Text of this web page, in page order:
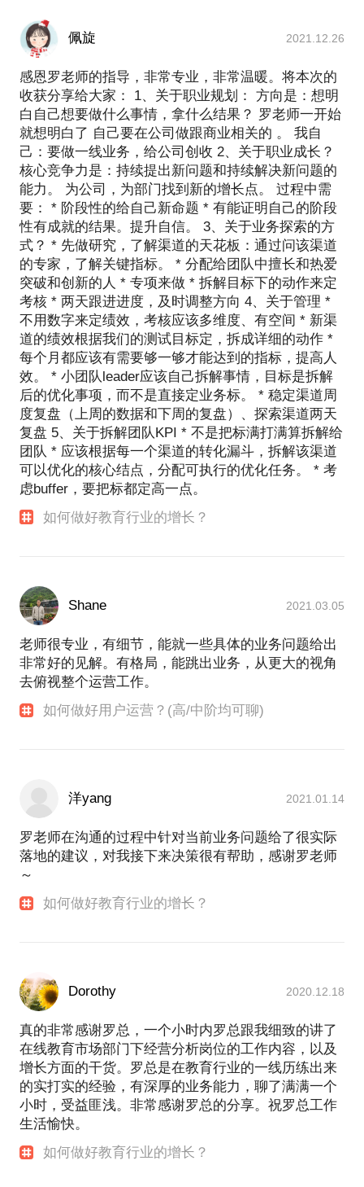
佩旋 2021.12.26
感恩罗老师的指导，非常专业，非常温暖。将本次的
收获分享给大家： 1、关于职业规划： 方向是：想明
白自己想要做什么事情，拿什么结果？ 罗老师一开始
就想明白了 自己要在公司做跟商业相关的 。 我自
己：要做一线业务，给公司创收 2、关于职业成长？
核心竞争力是：持续提出新问题和持续解决新问题的
能力。 为公司，为部门找到新的增长点。 过程中需
要： * 阶段性的给自己新命题 * 有能证明自己的阶段
性有成就的结果。提升自信。 3、关于业务探索的方
式？ * 先做研究，了解渠道的天花板：通过问该渠道
的专家，了解关键指标。 * 分配给团队中擅长和热爱
突破和创新的人 * 专项来做 * 拆解目标下的动作来定
考核 * 两天跟进进度，及时调整方向 4、关于管理 *
不用数字来定绩效，考核应该多维度、有空间 * 新渠
道的绩效根据我们的测试目标定，拆成详细的动作 *
每个月都应该有需要够一够才能达到的指标，提高人
效。 * 小团队leader应该自己拆解事情，目标是拆解
后的优化事项，而不是直接定业务标。 * 稳定渠道周
度复盘（上周的数据和下周的复盘）、探索渠道两天
复盘 5、关于拆解团队KPI * 不是把标满打满算拆解给
团队 * 应该根据每一个渠道的转化漏斗，拆解该渠道
可以优化的核心结点，分配可执行的优化任务。 * 考
虑buffer，要把标都定高一点。
如何做好教育行业的增长？
Shane 2021.03.05
老师很专业，有细节，能就一些具体的业务问题给出
非常好的见解。有格局，能跳出业务，从更大的视角
去俯视整个运营工作。
如何做好用户运营？(高/中阶均可聊)
洋yang 2021.01.14
罗老师在沟通的过程中针对当前业务问题给了很实际
落地的建议，对我接下来决策很有帮助，感谢罗老师
～
如何做好教育行业的增长？
Dorothy 2020.12.18
真的非常感谢罗总，一个小时内罗总跟我细致的讲了
在线教育市场部门下经营分析岗位的工作内容，以及
增长方面的干货。罗总是在教育行业的一线历练出来
的实打实的经验，有深厚的业务能力，聊了满满一个
小时，受益匪浅。非常感谢罗总的分享。祝罗总工作
生活愉快。
如何做好教育行业的增长？